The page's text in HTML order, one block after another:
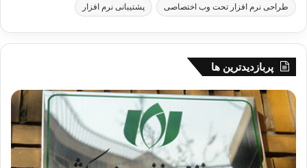
طراحی نرم افزار تحت وب اختصاصی پشتیبانی نرم افزار
پربازدیدترین ها